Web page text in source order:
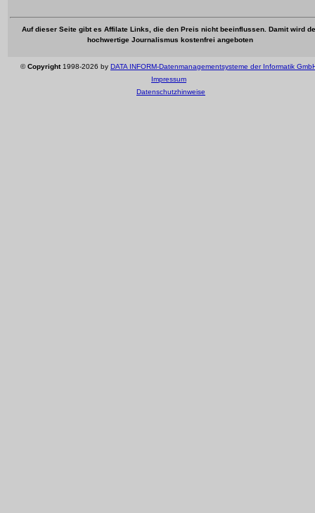
Auf dieser Seite gibt es Affilate Links, die den Preis nicht beeinflussen. Damit wird
hochwertige Journalismus kostenfrei angeboten
©Copyright1998-2026 by DATA INFORM-Datenmanagementsysteme der Informatik
Impressum
Datenschutzhinweise